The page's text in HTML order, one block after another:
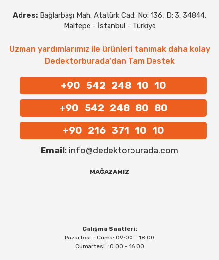
Adres: Bağlarbaşı Mah. Atatürk Cad. No: 136, D: 3. 34844,
Maltepe - İstanbul - Türkiye
Uzman yardımlarımız ile ürünleri tanımak daha kolay
Dedektorburada'dan Tam Destek
+90 542 248 10 10
+90 542 248 80 80
+90 216 371 10 10
Email: info@dedektorburada.com
MAĞAZAMIZ
Çalışma Saatleri:
Pazartesi - Cuma: 09:00 - 18:00
Cumartesi: 10:00 - 16:00